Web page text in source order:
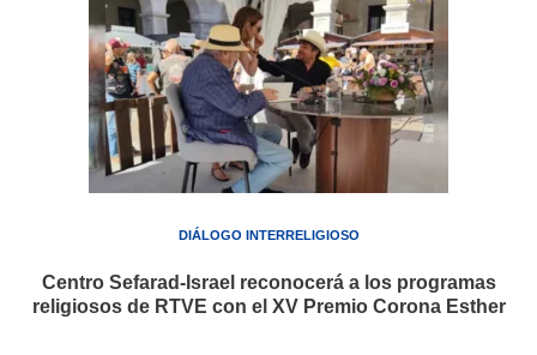
DIÁLOGO INTERRELIGIOSO
Centro Sefarad-Israel reconocerá a los programas
religiosos de RTVE con el XV Premio Corona Esther